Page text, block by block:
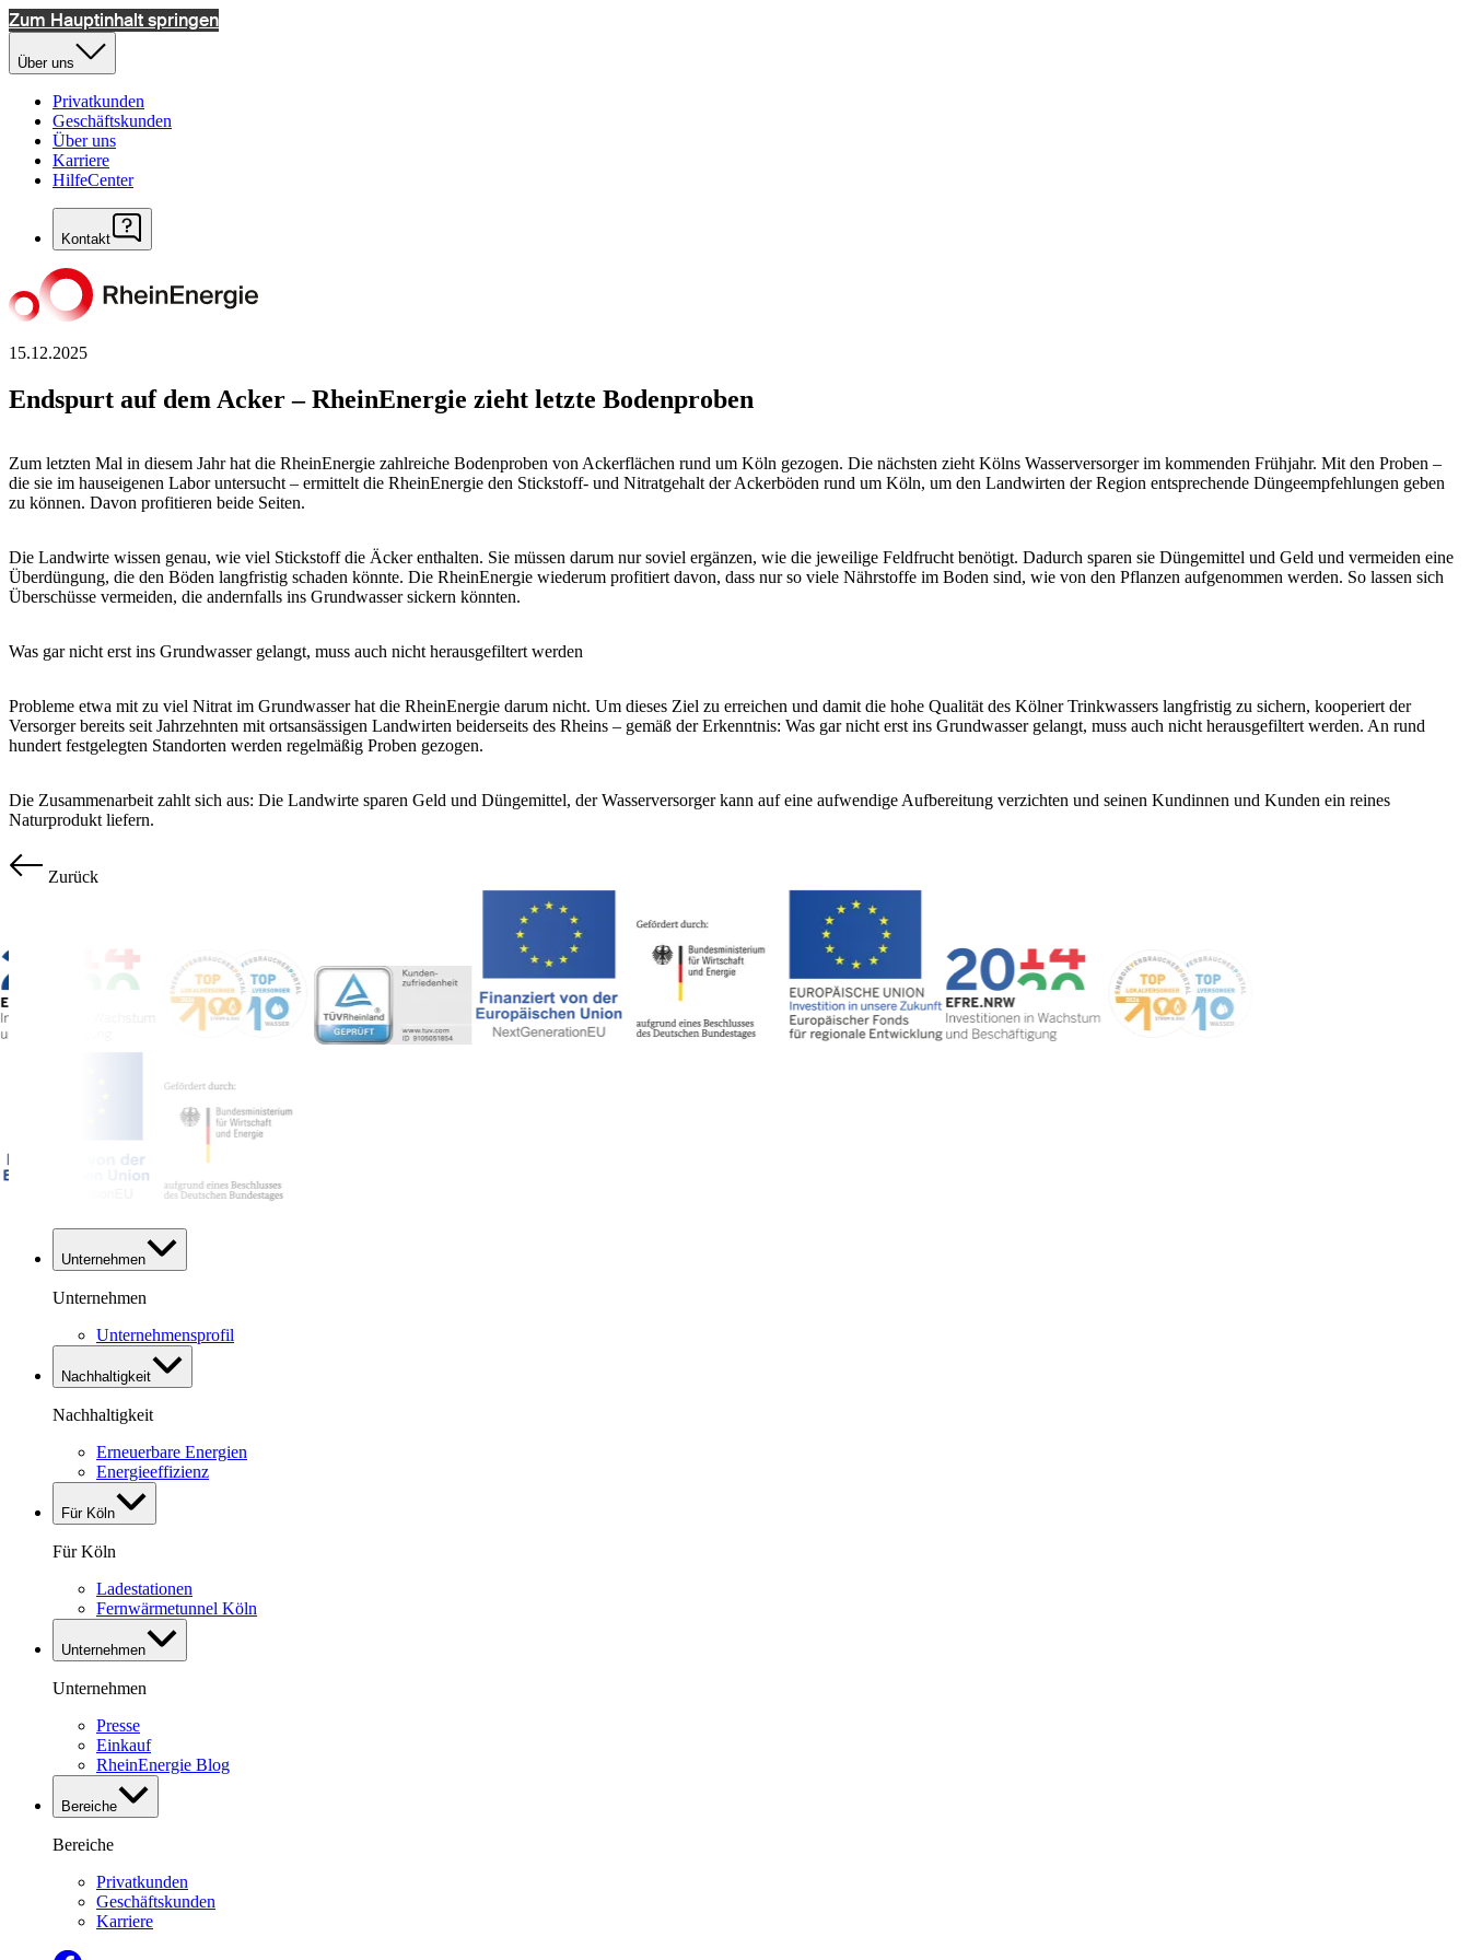
Zum Hauptinhalt springen
Über uns
Privatkunden
Geschäftskunden
Über uns
Karriere
HilfeCenter
Kontakt
15.12.2025
Endspurt auf dem Acker – RheinEnergie zieht letzte Bodenproben
Zum letzten Mal in diesem Jahr hat die RheinEnergie zahlreiche Bodenproben von Ackerflächen rund um Köln gezogen. Die nächsten zieht Kölns Wasserversorger im kommenden Frühjahr. Mit den Proben –
die sie im hauseigenen Labor untersucht – ermittelt die RheinEnergie den Stickstoff- und Nitratgehalt der Ackerböden rund um Köln, um den Landwirten der Region entsprechende Düngeempfehlungen geben
zu können. Davon profitieren beide Seiten.
Die Landwirte wissen genau, wie viel Stickstoff die Äcker enthalten. Sie müssen darum nur soviel ergänzen, wie die jeweilige Feldfrucht benötigt. Dadurch sparen sie Düngemittel und Geld und vermeiden eine
Überdüngung, die den Böden langfristig schaden könnte. Die RheinEnergie wiederum profitiert davon, dass nur so viele Nährstoffe im Boden sind, wie von den Pflanzen aufgenommen werden. So lassen sich
Überschüsse vermeiden, die andernfalls ins Grundwasser sickern könnten.
Was gar nicht erst ins Grundwasser gelangt, muss auch nicht herausgefiltert werden
Probleme etwa mit zu viel Nitrat im Grundwasser hat die RheinEnergie darum nicht. Um dieses Ziel zu erreichen und damit die hohe Qualität des Kölner Trinkwassers langfristig zu sichern, kooperiert der
Versorger bereits seit Jahrzehnten mit ortsansässigen Landwirten beiderseits des Rheins – gemäß der Erkenntnis: Was gar nicht erst ins Grundwasser gelangt, muss auch nicht herausgefiltert werden. An rund
hundert festgelegten Standorten werden regelmäßig Proben gezogen.
Die Zusammenarbeit zahlt sich aus: Die Landwirte sparen Geld und Düngemittel, der Wasserversorger kann auf eine aufwendige Aufbereitung verzichten und seinen Kundinnen und Kunden ein reines
Naturprodukt liefern.
Zurück
Unternehmen
Unternehmen
Unternehmensprofil
Nachhaltigkeit
Nachhaltigkeit
Erneuerbare Energien
Energieeffizienz
Für Köln
Für Köln
Ladestationen
Fernwärmetunnel Köln
Unternehmen
Unternehmen
Presse
Einkauf
RheinEnergie Blog
Bereiche
Bereiche
Privatkunden
Geschäftskunden
Karriere